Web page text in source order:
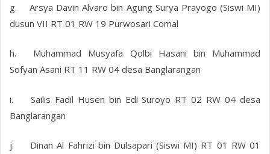
g.
Arsya Davin Alvaro bin Agung Surya Prayogo (Siswi MI)
dusun VII RT 01 RW 19 Purwosari Comal
h.
Muhammad Musyafa Qolbi Hasani bin Muhammad
Sofyan Asani RT 11 RW 04 desa Banglarangan
i.
Sailis Fadil Husen bin Edi Suroyo RT 02 RW 04 desa
Banglarangan
j.
Dinan Al Fahrizi bin Dulsapari (Siswi MI) RT 01 RW 01